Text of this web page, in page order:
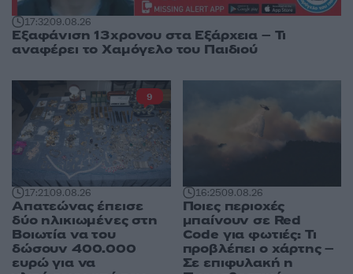
17:3209.08.26
Εξαφάνιση 13χρονου στα Εξάρχεια – Τι
αναφέρει το Χαμόγελο του Παιδιού
17:2109.08.26
Απατεώνας έπεισε
δύο ηλικιωμένες στη
Βοιωτία να του
δώσουν 400.000
ευρώ για να
9
16:2509.08.26
Ποιες περιοχές
μπαίνουν σε Red
Code για φωτιές: Τι
προβλέπει ο χάρτης –
Σε επιφυλακή η